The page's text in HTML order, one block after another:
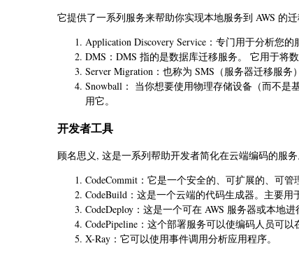
它提供了一系列服务来帮助你实现本地服务到 AWS 的
Application Discovery Service：专门用于分析您
DMS：DMS 指的是数据库迁移服务。 它用于将
Server Migration：也称为 SMS（服务器迁移服务
Snowball： 当你想要使用物理存储设备（而不是
用它。
开发者工具
顾名思义, 这是一系列帮助开发者简化在云端编码的服务
CodeCommit：它是一个安全的、可扩展的、可
CodeBuild：这是一个云端的代码生成器。主要用
CodeDeploy：这是一个可在 AWS 服务器或本地
CodePipeline：这个部署服务可以使编码人员可以
X-Ray：它可以使用事件调用分析应用程序。